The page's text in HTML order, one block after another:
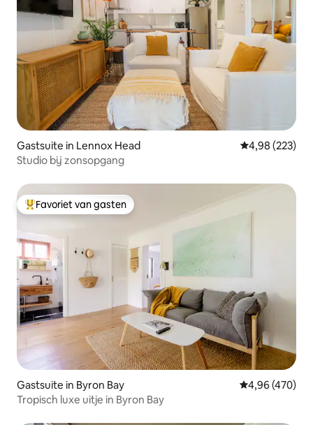
Gastsuite in Lennox Head Gemiddelde
4,98 (223)
Studio bij zonsopgang
Topfavoriet van gasten
Favoriet van gasten
Gastsuite in Byron Bay Gemiddelde
4,96 (470)
Tropisch luxe uitje in Byron Bay